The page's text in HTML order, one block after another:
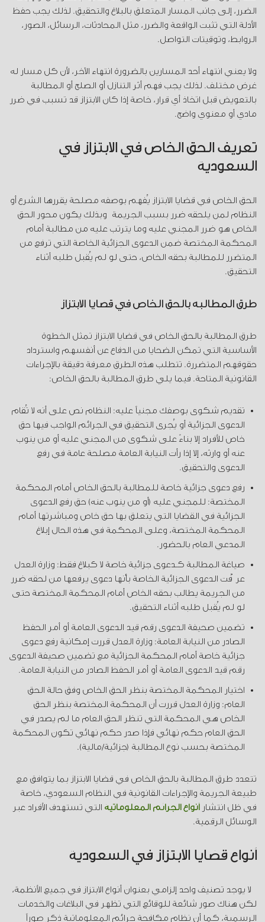
الضرر، إلى جانب المسار المتعلق بالبلاغ والتحقيق. لذلك يجب حفظ
الأدلة التي تثبت الواقعة والضرر، مثل المحادثات، الرسائل، الصور،
الروابط، وتوقيتات التواصل.
ولا يعني انتهاء أحد المسارين بالضرورة انتهاء الآخر، لأن كل مسار له
غرض مختلف. لذلك يجب فهم أثر التنازل أو الصلح أو المطالبة
بالتعويض قبل اتخاذ أي قرار، خاصة إذا كان الابتزاز قد تسبب في ضرر
مادي أو معنوي واضح.
تعريف الحق الخاص في الابتزاز في
السعودية
الحق الخاص في قضايا الابتزاز يُفهم بوصفه مصلحة يقررها الشرع أو
النظام لمن يلحقه ضرر بسبب الجريمة وبذلك يكون محور الحق
الخاص هو ضرر المجني عليه وما يترتب عليه من مطالبة أمام
المحكمة المختصة ضمن الدعوى الجزائية الخاصة التي ترفع من
المتضرر للمطالبة بحقه الخاص، حتى لو لم يُقبل طلبه أثناء
التحقيق.
طرق المطالبة بالحق الخاص في قضايا الابتزاز
طرق المطالبة بالحق الخاص في قضايا الابتزاز تمثل الخطوة
الأساسية التي تمكن الضحايا من الدفاع عن أنفسهم واسترداد
حقوقهم المتضررة. تتطلب هذه الطرق معرفة دقيقة بالإجراءات
القانونية المتاحة. فيما يلي طرق المطالبة بالحق الخاص:
تقديم شكوى بوصفك مجنياً عليه: النظام نص على أنه لا تُقام
الدعوى الجزائية أو يُجرى التحقيق في الجرائم الواجب فيها حق
خاص للأفراد إلا بناءً على شكوى من المجني عليه أو من ينوب
عنه أو وارثه، إلا إذا رأت النيابة العامة مصلحة عامة في رفع
الدعوى والتحقيق.
رفع دعوى جزائية خاصة للمطالبة بالحق الخاص أمام المحكمة
المختصة: للمجني عليه (أو من ينوب عنه) حق رفع الدعوى
الجزائية في القضايا التي يتعلق بها حق خاص ومباشرتها أمام
المحكمة المختصة، وعلى المحكمة في هذه الحال إبلاغ
المدعي العام بالحضور.
صياغة المطالبة كـدعوى جزائية خاصة لا كبلاغ فقط: وزارة العدل
عرّفت الدعوى الجزائية الخاصة بأنها دعوى يرفعها من لحقه ضرر
من الجريمة يطالب بحقه الخاص أمام المحكمة المختصة حتى
لو لم يُقبل طلبه أثناء التحقيق.
تضمين صحيفة الدعوى رقم قيد الدعوى العامة أو أمر الحفظ
الصادر من النيابة العامة: وزارة العدل قررت إمكانية رفع دعوى
جزائية خاصة أمام المحكمة الجزائية مع تضمين صحيفة الدعوى
رقم قيد الدعوى العامة أو أمر الحفظ الصادر من النيابة العامة.
اختيار المحكمة المختصة بنظر الحق الخاص وفق حالة الحق
العام: وزارة العدل قررت أن المحكمة المختصة بنظر الحق
الخاص هي المحكمة التي تنظر الحق العام ما لم يصدر في
الحق العام حكم نهائي فإذا صدر حكم نهائي تكون المحكمة
المختصة بحسب نوع المطالبة (جزائية/مالية).
تتعدد طرق المطالبة بالحق الخاص في قضايا الابتزاز بما يتوافق مع
طبيعة الجريمة والإجراءات القانونية في النظام السعودي، خاصة
في ظل انتشار
أنواع الجرائم المعلوماتية التي تستهدف الأفراد عبر
الوسائل الرقمية.
أنواع قضايا الابتزاز في السعودية
لا يوجد تصنيف واحد إلزامي بعنوان أنواع الابتزاز في جميع الأنظمة،
لكن هناك صور شائعة للوقائع التي تظهر في البلاغات والخدمات
الرسمية، كما أن نظام مكافحة جرائم المعلوماتية ذكر صوراً